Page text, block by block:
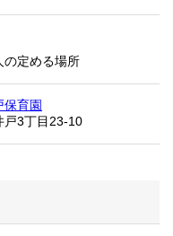
の定める場所
保育園
戸3丁目23-10